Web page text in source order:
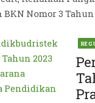
BKN Nomor 3
on